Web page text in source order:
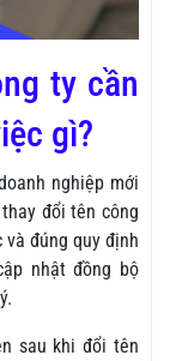
ty cần
gì?
nghiệp mới
đổi tên công
đúng quy định
nhật đồng bộ
sau khi đổi tên